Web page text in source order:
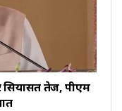
सियासत तेज, पीएम